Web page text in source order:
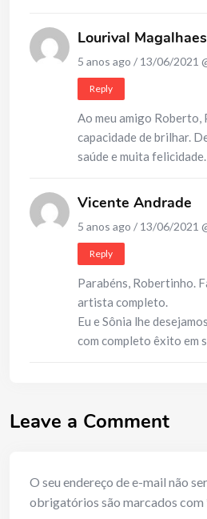
Lourival Magalhaes
5 anos ago / 13/06/2021
Reply
Ao meu amigo Roberto,
capacidade de brilhar.
saúde e muita felicidade.
Vicente Andrade
5 anos ago / 13/06/2021
Reply
Parabéns, Robertinho.
artista completo.
Eu e Sônia lhe
com completo êxito em
Leave a Comment
O seu endereço de e-mail não
obrigatórios são marcados com